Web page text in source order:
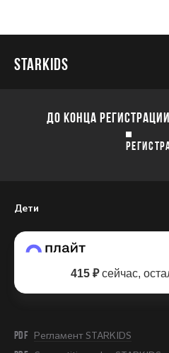
STARKIDS
ДО КОНЦА
Дети
415 ₽сейчас,
PDF Регламент STARKIDS